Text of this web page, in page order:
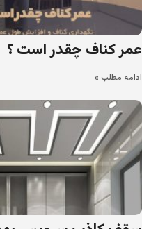
عمر کناف چقدر است ؟
ادامه مطلب »